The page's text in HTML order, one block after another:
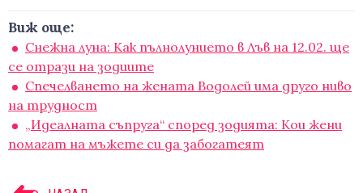
Виж още:
Снежна луна: Как пълнолунието в Лъв на 12.02. ще
се отрази на зодиите
Спечелването на жената Водолей има друго ниво
на трудност
„Идеалната съпруга“ според зодията: Кои жени
помагат на мъжете си да забогатеят